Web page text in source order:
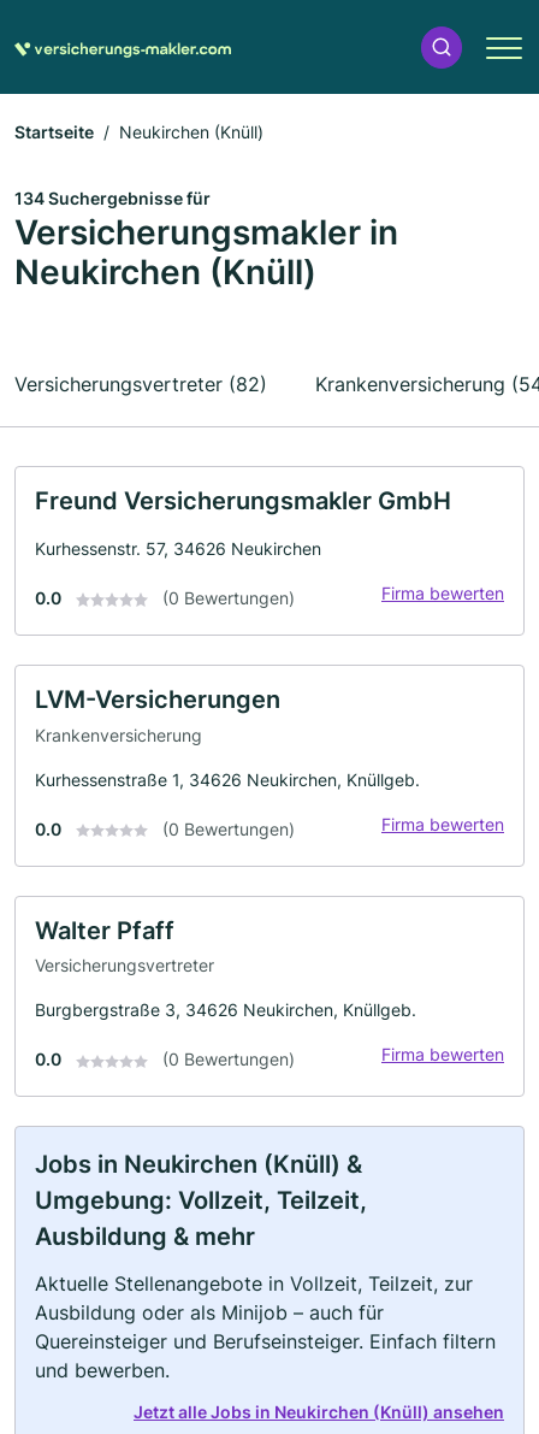
Startseite Neukirchen (Knüll)
134 Suchergebnisse für
Versicherungsmakler in
Neukirchen (Knüll)
Versicherungsvertreter (82) Krankenversicherung
Freund Versicherungsmakler GmbH
Kurhessenstr. 57, 34626 Neukirchen
0.0 (0 Bewertungen) Firma bewerten
LVM-Versicherungen
Krankenversicherung
Kurhessenstraße 1, 34626 Neukirchen, Knüllgeb.
0.0 (0 Bewertungen) Firma bewerten
Walter Pfaff
Versicherungsvertreter
Burgbergstraße 3, 34626 Neukirchen, Knüllgeb.
0.0 (0 Bewertungen) Firma bewerten
Jobs in Neukirchen (Knüll) &
Umgebung: Vollzeit, Teilzeit,
Ausbildung & mehr
Aktuelle Stellenangebote in Vollzeit, Teilzeit, zur
Ausbildung oder als Minijob – auch für
Quereinsteiger und Berufseinsteiger. Einfach filtern
und bewerben.
Jetzt alle Jobs in Neukirchen (Knüll) ansehen